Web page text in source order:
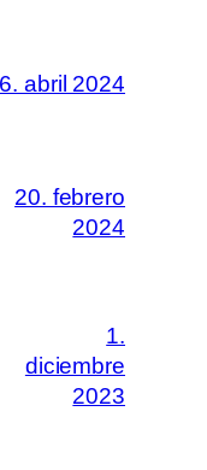
abril 2024
20. febrero
2024
1.
diciembre
2023